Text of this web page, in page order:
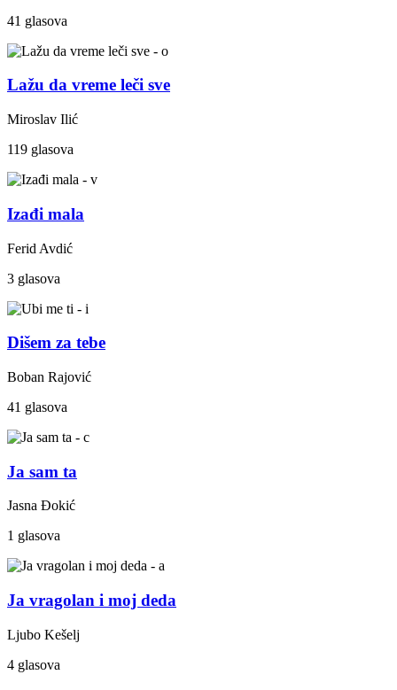
41 glasova
Lažu da vreme leči sve
Miroslav Ilić
119 glasova
Izađi mala
Ferid Avdić
3 glasova
Dišem za tebe
Boban Rajović
41 glasova
Ja sam ta
Jasna Đokić
1 glasova
Ja vragolan i moj deda
Ljubo Kešelj
4 glasova